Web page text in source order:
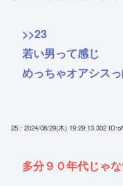
>>23
若い男って感じ
めっちゃオアシス
25 : 2024/08/29(木) 19:29:13.302
多分９０年代じゃ